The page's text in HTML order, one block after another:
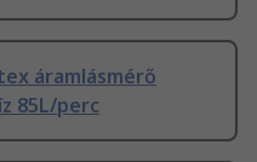
áramlásmérő
85L/perc